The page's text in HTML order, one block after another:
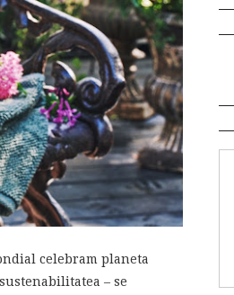
celebram planeta
– se